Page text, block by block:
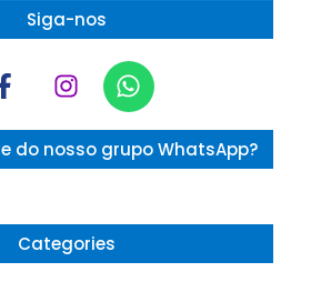
Siga-nos
do nosso grupo WhatsApp?
Categories